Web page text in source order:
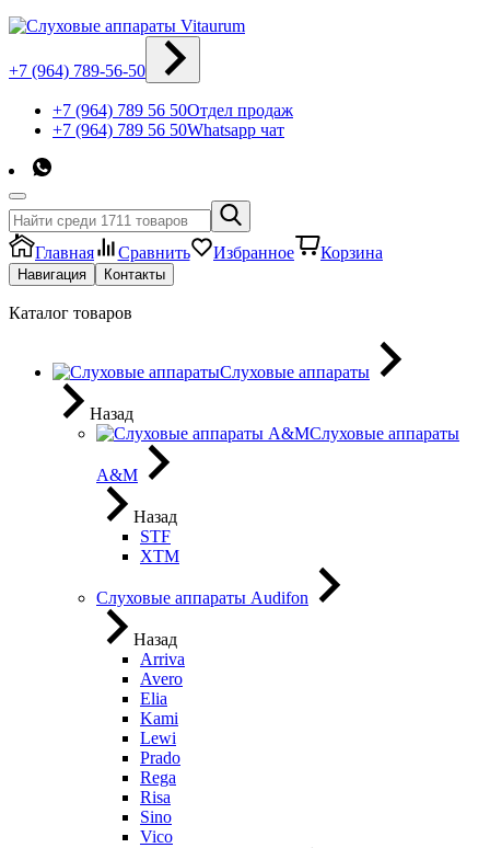
+7 (964) 789-56-50
+7 (964) 789 56 50Отдел продаж
+7 (964) 789 56 50Whatsapp чат
Главная Сравнить Избранное Корзина
Навигация Контакты
Каталог товаров
Слуховые аппараты
Назад
Слуховые аппараты
A&M
Назад
STF
XTM
Слуховые аппараты Audifon
Назад
Arriva
Avero
Elia
Kami
Lewi
Prado
Rega
Risa
Sino
Vico